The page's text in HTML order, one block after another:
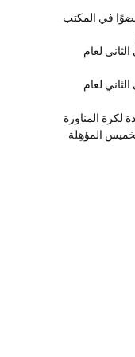
في المكتب
لعام
لعام
لكرة المناورة
المؤهِلة